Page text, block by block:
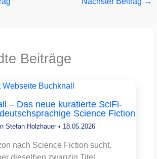
Beiträge
– Das neue kuratierte SciFi-
Science Fiction
Stefan Holzhauer • 18.05.2026
nach Science Fiction sucht,